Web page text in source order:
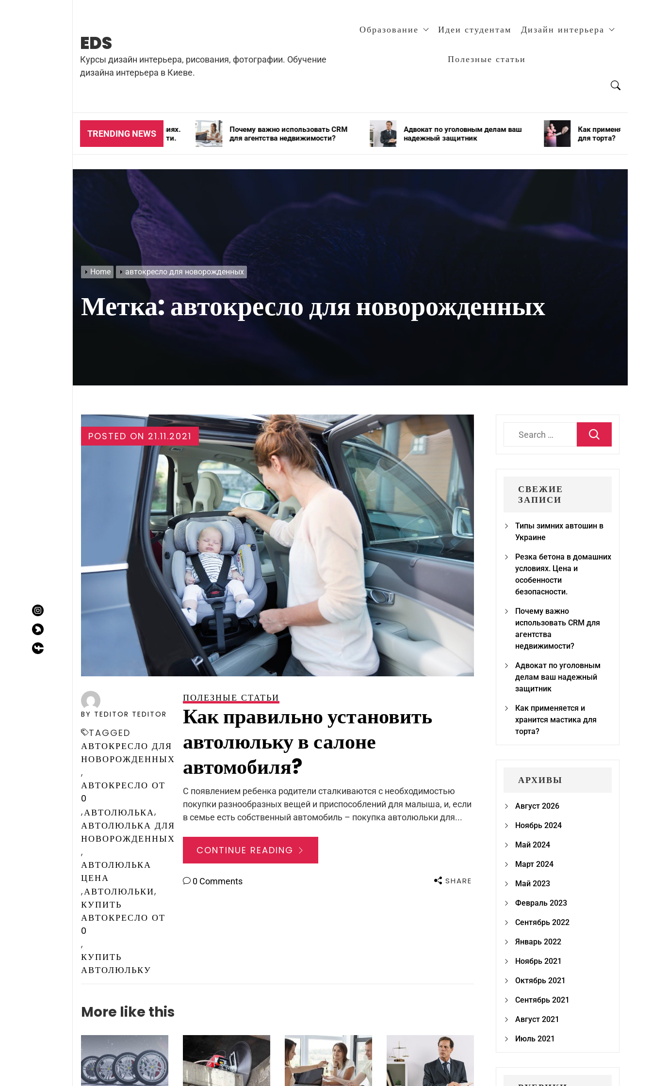
EDS
Курсы дизайн интерьера, рисования, фотографии. Обучение
дизайна интерьера в Киеве.
Образование Идеи студентам Дизайн интерьера
Полезные статьи
TRENDING NEWS
бетона в домашних условиях.
и особенности безопасности.
Почему важно использовать CRM
для агентства недвижимости?
Адвокат по уголовным делам ваш
надежный защитник
Как применяется и хранится мастика
для торта?
Home автокресло для новорожденных
Метка:автокресло для новорожденных
POSTED ON 21.11.2021
BY TEDITOR TEDITOR
TAGGED
АВТОКРЕСЛО ДЛЯ
НОВОРОЖДЕННЫХ
,
АВТОКРЕСЛО ОТ
0
,АВТОЛЮЛЬКА,
АВТОЛЮЛЬКА ДЛЯ
НОВОРОЖДЕННЫХ
,
АВТОЛЮЛЬКА
ЦЕНА
,АВТОЛЮЛЬКИ,
КУПИТЬ
АВТОКРЕСЛО ОТ
0
,
КУПИТЬ
АВТОЛЮЛЬКУ
ПОЛЕЗНЫЕ СТАТЬИ
Как правильно установить
автолюльку в салоне
автомобиля?
С появлением ребенка родители сталкиваются с необходимостью
покупки разнообразных вещей и приспособлений для малыша, и, если
в семье есть собственный автомобиль – покупка автолюльки для...
CONTINUE READING
0 Comments SHARE
More like this
СВЕЖИЕ
ЗАПИСИ
Типы зимних автошин в
Украине
Резка бетона в домашних
условиях. Цена и
особенности
безопасности.
Почему важно
использовать CRM для
агентства
недвижимости?
Адвокат по уголовным
делам ваш надежный
защитник
Как применяется и
хранится мастика для
торта?
АРХИВЫ
Август 2026
Ноябрь 2024
Май 2024
Март 2024
Май 2023
Февраль 2023
Сентябрь 2022
Январь 2022
Ноябрь 2021
Октябрь 2021
Сентябрь 2021
Август 2021
Июль 2021